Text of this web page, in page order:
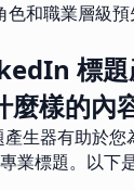
色和職業層級
標題
麼樣的內
生器有助於您
業標題。以下